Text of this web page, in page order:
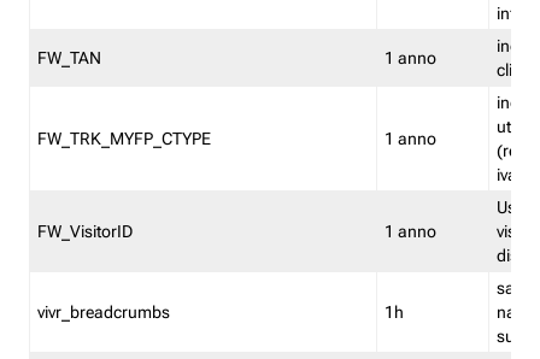
FW_TAN 1 anno
FW_TRK_MYFP_CTYPE 1 anno
iva/
FW_VisitorID 1 anno
vivr_breadcrumbs 1h
salva
su